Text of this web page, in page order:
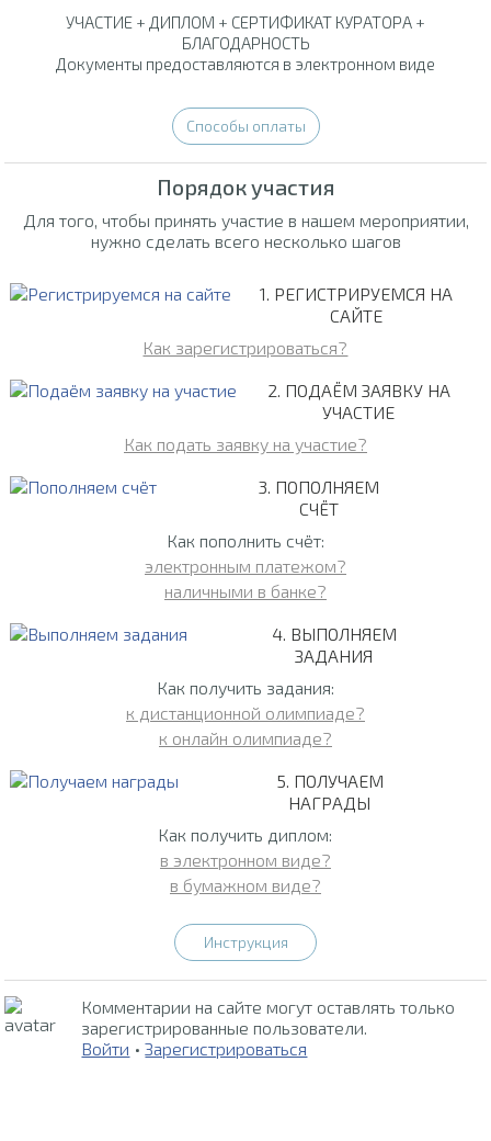
УЧАСТИЕ + ДИПЛОМ + СЕРТИФИКАТ КУРАТОРА +
БЛАГОДАРНОСТЬ
Документы предоставляются в электронном виде
Способы оплаты
Порядок участия
Для того, чтобы принять участие в нашем мероприятии,
нужно сделать всего несколько шагов
1. РЕГИСТРИРУЕМСЯ НА
САЙТЕ
Как зарегистрироваться?
2. ПОДАЁМ ЗАЯВКУ НА
УЧАСТИЕ
Как подать заявку на участие?
3. ПОПОЛНЯЕМ
СЧЁТ
Как пополнить счёт:
электронным платежом?
наличными в банке?
4. ВЫПОЛНЯЕМ
ЗАДАНИЯ
Как получить задания:
к дистанционной олимпиаде?
к онлайн олимпиаде?
5. ПОЛУЧАЕМ
НАГРАДЫ
Как получить диплом:
в электронном виде?
в бумажном виде?
Инструкция
Комментарии на сайте могут оставлять только
зарегистрированные пользователи.
Войти •Зарегистрироваться